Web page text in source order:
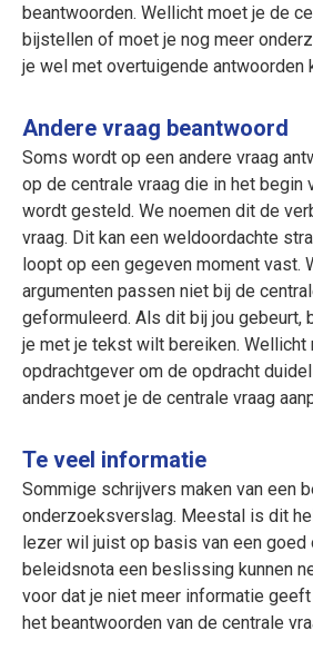
beantwoorden. Wellicht moet je de
bijstellen of moet je nog meer
je wel met overtuigende antwoorden
Andere vraag beantwoord
Soms wordt op een andere vraag
op de centrale vraag die in het begin
wordt gesteld. We noemen dit de
vraag. Dit kan een weldoordachte
loopt op een gegeven moment vast.
argumenten passen niet bij de
geformuleerd. Als dit bij jou gebeurt,
je met je tekst wilt bereiken. Wellicht
opdrachtgever om de opdracht
anders moet je de centrale vraag
Te veel informatie
Sommige schrijvers maken van een
onderzoeksverslag. Meestal is dit
lezer wil juist op basis van een goed
beleidsnota een beslissing kunnen
voor dat je niet meer informatie
het beantwoorden van de centrale